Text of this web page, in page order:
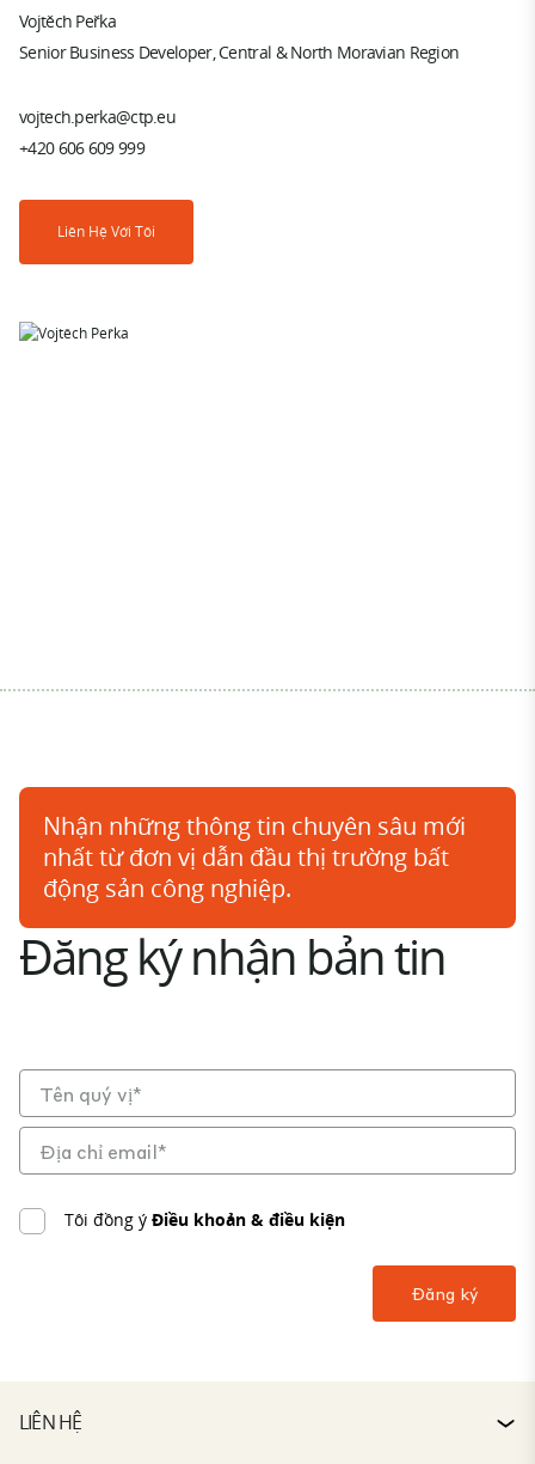
Vojtěch Peřka
Senior Business Developer, Central & North Moravian Region
vojtech.perka@ctp.eu
+420 606 609 999
Liên Hệ Với Tôi
Đăng ký nhận bản tin
Tôi đồng ý Điều khoản & điều kiện
Nhận những thông tin chuyên sâu mới
nhất từ đơn vị dẫn đầu thị trường bất
động sản công nghiệp.
LIÊN HỆ